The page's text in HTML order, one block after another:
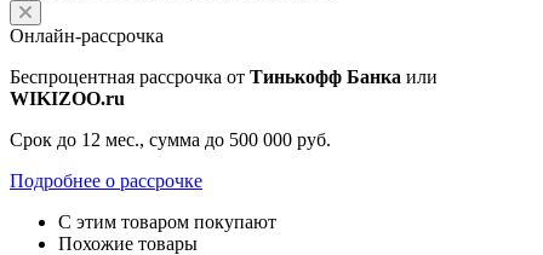
Онлайн-рассрочка
Беспроцентная рассрочка от Тинькофф Банка или
WIKIZOO.ru
Срок до 12 мес., сумма до 500 000 руб.
Подробнее о рассрочке
С этим товаром покупают
Похожие товары